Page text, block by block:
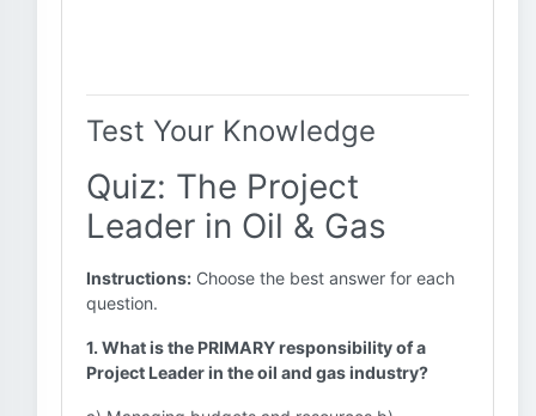
Test Your Knowledge
Quiz: The Project
Leader in Oil & Gas
Instructions: Choose the best answer for each
question.
1. What is the PRIMARY responsibility of a
Project Leader in the oil and gas industry?